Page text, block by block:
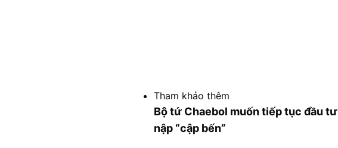
Tham khảo thêm
Bộ tứ Chaebol muốn tiếp tục đầu
nập “cập bến”